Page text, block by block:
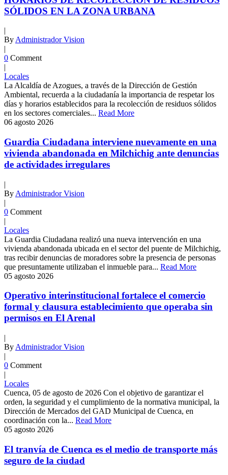
SÓLIDOS EN LA ZONA URBANA
|
By Administrador Vision
|
0 Comment
|
Locales
La Alcaldía de Azogues, a través de la Dirección de Gestión
Ambiental, recuerda a la ciudadanía la importancia de respetar los
días y horarios establecidos para la recolección de residuos sólidos
en los sectores comerciales... Read More
06 agosto 2026
Guardia Ciudadana interviene nuevamente en una
vivienda abandonada en Milchichig ante denuncias
de actividades irregulares
|
By Administrador Vision
|
0 Comment
|
Locales
La Guardia Ciudadana realizó una nueva intervención en una
vivienda abandonada ubicada en el sector del puente de Milchichig,
tras recibir denuncias de moradores sobre la presencia de personas
que presuntamente utilizaban el inmueble para... Read More
05 agosto 2026
Operativo interinstitucional fortalece el comercio
formal y clausura establecimiento que operaba sin
permisos en El Arenal
|
By Administrador Vision
|
0 Comment
|
Locales
Cuenca, 05 de agosto de 2026 Con el objetivo de garantizar el
orden, la seguridad y el cumplimiento de la normativa municipal, la
Dirección de Mercados del GAD Municipal de Cuenca, en
coordinación con la... Read More
05 agosto 2026
El tranvía de Cuenca es el medio de transporte más
seguro de la ciudad